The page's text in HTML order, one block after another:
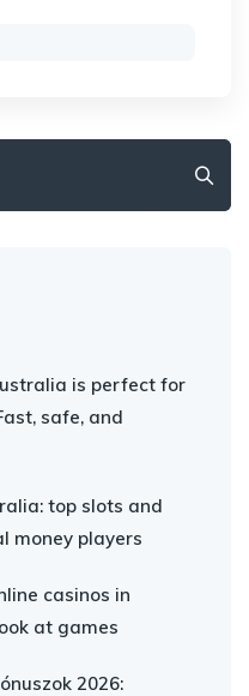
is perfect for
safe, and
top slots and
money players
casinos in
at games
2026: